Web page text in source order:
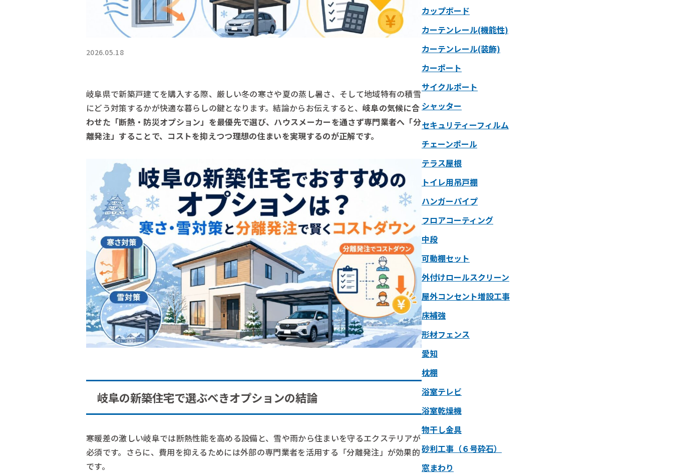
2026.05.18
岐阜県で新築戸建てを購入する際、厳しい冬の寒さや夏の蒸し暑さ、そして地域特有の積雪
にどう対策するかが快適な暮らしの鍵となります。結論からお伝えすると、 岐阜の気候に合
わせた「断熱・防災オプション」を最優先で選び、ハウスメーカーを通さず専門業者へ「分
離発注」することで、コストを抑えつつ理想の住まいを実現するのが正解です。
岐阜の新築住宅で選ぶべきオプションの結論
寒暖差の激しい岐阜では断熱性能を高める設備と、雪や雨から住まいを守るエクステリアが
必須です。さらに、費用を抑えるためには外部の専門業者を活用する「分離発注」が効果的
です。
カップボード
カーテンレール(機能性)
カーテンレール(装飾)
カーポート
サイクルポート
シャッター
セキュリティーフィルム
チェーンポール
テラス屋根
トイレ用吊戸棚
ハンガーパイプ
フロアコーティング
中段
可動棚セット
外付けロールスクリーン
屋外コンセント増設工事
床補強
形材フェンス
愛知
枕棚
浴室テレビ
浴室乾燥機
物干し金具
砂利工事（６号砕石）
窓まわり